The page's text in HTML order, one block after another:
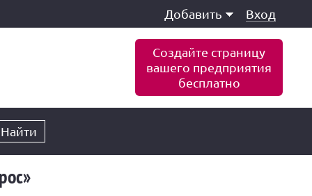
Добавить Вход
Создайте страницу
вашего предприятия
бесплатно
Найти